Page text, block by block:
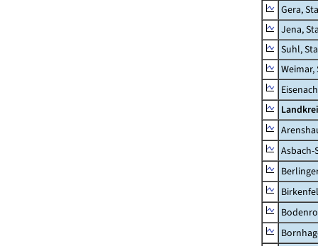
Gera,
Jena,
Suhl,
Weimar,
Asbach-